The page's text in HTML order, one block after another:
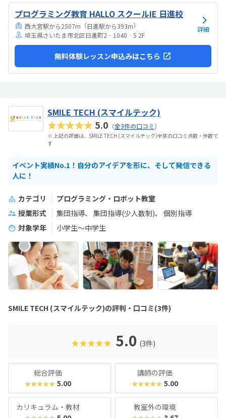
プログラミング教育 HALLO スクールIE 日進校
西大宮駅から2507m （日進駅から393m）
埼玉県さいたま市北区日進町2‐1040‐5 2F
詳細
無料体験レッスン申込みはこちら
SMILE TECH (スマイルテック)
★★★★★ 5.0 （全3件の口コミ）
※ 上記の評価は、SMILE TECH (スマイルテック)全体の口コミ点数・件数で
す
イベント実績No.1！自分のアイデアを形に、そして発信できる
人に！
カテゴリ
プログラミング・ロボット教室
授業形式
集団指導 集団指導(少人数制)
個別指導
対象学年
小学生～中学生
SMILE TECH (スマイルテック)の評判・口コミ(3件)
★★★★★ 5.0 (3件)
総合評価
★★★★★ 5.00
講師の評価
★★★★★ 5.00
カリキュラム・教材 教室外の環境